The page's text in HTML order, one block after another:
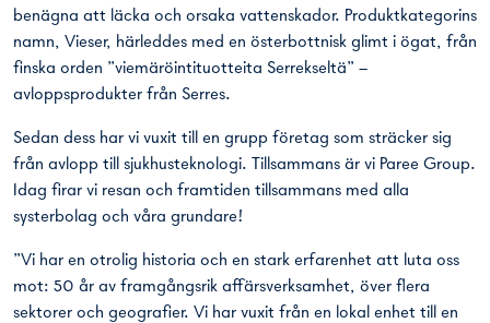
benägna att läcka och orsaka vattenskador. Produktkategorins
namn, Vieser, härleddes med en österbottnisk glimt i ögat, från
finska orden ”viemäröintituotteita Serrekseltä” –
avloppsprodukter från Serres.
Sedan dess har vi vuxit till en grupp företag som sträcker sig
från avlopp till sjukhusteknologi. Tillsammans är vi Paree Group.
Idag firar vi resan och framtiden tillsammans med alla
systerbolag och våra grundare!
”Vi har en otrolig historia och en stark erfarenhet att luta oss
mot: 50 år av framgångsrik affärsverksamhet, över flera
sektorer och geografier. Vi har vuxit från en lokal enhet till en